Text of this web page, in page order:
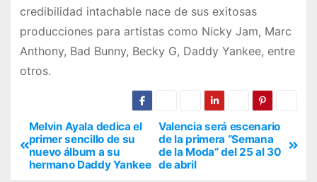
credibilidad intachable nace de sus exitosas
producciones para artistas como Nicky Jam, Marc
Anthony, Bad Bunny, Becky G, Daddy Yankee, entre
otros.
Valencia será escenario
de la primera “Semana
de la Moda” del 25 al 30
de abril
Melvin Ayala dedica el
primer sencillo de su
nuevo álbum a su
hermano Daddy Yankee